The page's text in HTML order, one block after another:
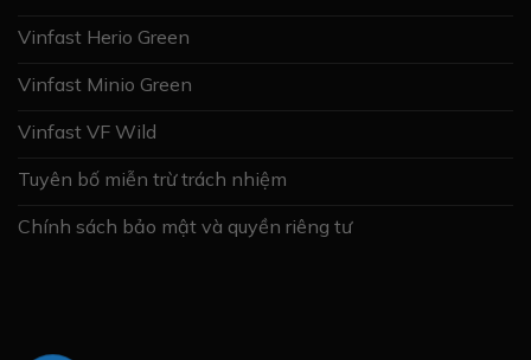
Vinfast Herio Green
Vinfast Minio Green
Vinfast VF Wild
Tuyên bố miễn trừ trách nhiệm
Chính sách bảo mật và quyền riêng tư